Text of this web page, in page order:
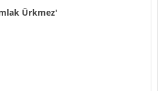
Ürkmez'